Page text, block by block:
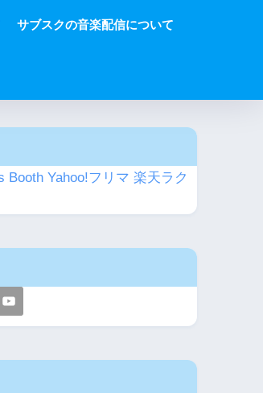
サブスクの音楽配信について
Booth Yahoo!フリマ 楽天ラク